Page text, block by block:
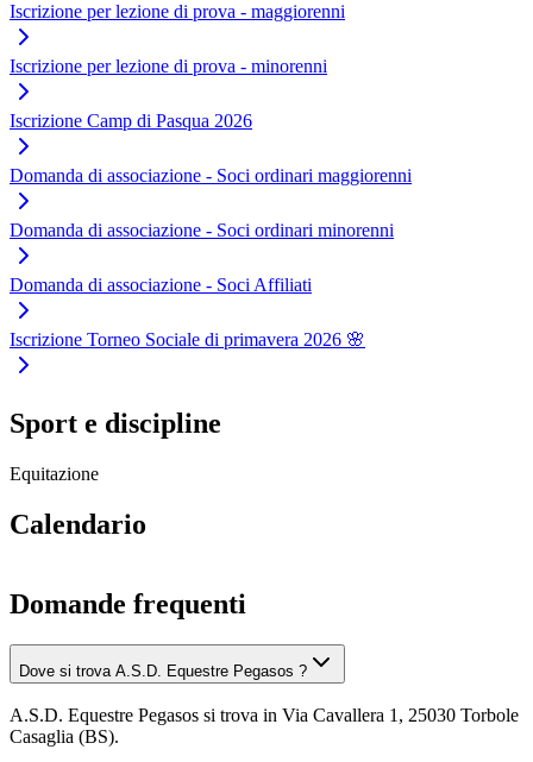
Iscrizione per lezione di prova - maggiorenni
Iscrizione per lezione di prova - minorenni
Iscrizione Camp di Pasqua 2026
Domanda di associazione - Soci ordinari maggiorenni
Domanda di associazione - Soci ordinari minorenni
Domanda di associazione - Soci Affiliati
Iscrizione Torneo Sociale di primavera 2026 🌸
Sport e discipline
Equitazione
Calendario
Domande frequenti
Dove si trova A.S.D. Equestre Pegasos ?
A.S.D. Equestre Pegasos si trova in Via Cavallera 1, 25030 Torbole
Casaglia (BS).